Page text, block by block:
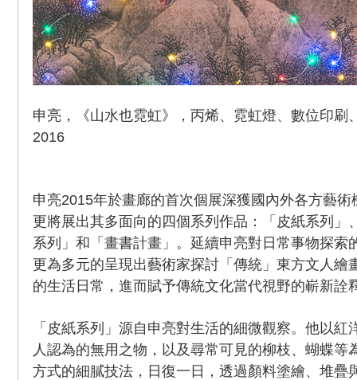
申亮，《山水也霓虹》，丙烯、霓虹燈、數位印刷
2016
申亮2015年於畫廊的首次個展深獲國內外各方藝
更將展出其多面向的四個系列作品：「皮紙系列」
系列」和「畫書計畫」。延續申亮對日常事物探索
更為多元的呈現出藝術家探討「傳統」東方文人繪
的生活日常，進而賦予傳統文化當代視野的嶄新詮
「皮紙系列」源自申亮對生活的細微觀察。他以
人認為的無用之物，以及尋常可見的柳枝、蝴蝶等
方式的細膩技法，日復一日，透過顏料塗繪、堆疊